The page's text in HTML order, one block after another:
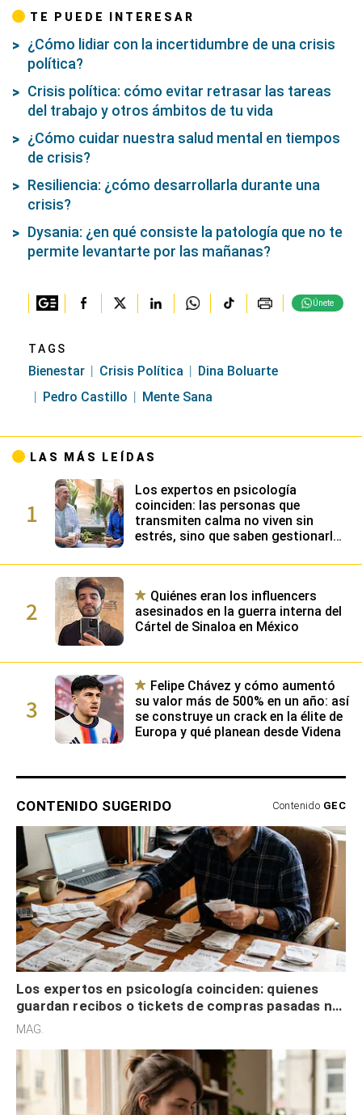
TE PUEDE INTERESAR
¿Cómo lidiar con la incertidumbre de una crisis
política?
Crisis política: cómo evitar retrasar las tareas
del trabajo y otros ámbitos de tu vida
¿Cómo cuidar nuestra salud mental en tiempos
de crisis?
Resiliencia: ¿cómo desarrollarla durante una
crisis?
Dysania: ¿en qué consiste la patología que no te
permite levantarte por las mañanas?
Únete
TAGS
Bienestar Crisis Política
Dina Boluarte
Pedro Castillo
Mente Sana
LAS MÁS LEÍDAS
1
Los expertos en psicología
coinciden: las personas que
transmiten calma no viven sin
estrés, sino que saben gestionarlo
emocional
2
Quiénes eran los influencers
asesinados en la guerra interna del
Cártel de Sinaloa en México
3
Felipe Chávez y cómo aumentó
su valor más de 500% en un año: así
se construye un crack en la élite de
Europa y qué planean desde Videna
CONTENIDO SUGERIDO Contenido GEC
Los expertos en psicología coinciden: quienes
guardan recibos o tickets de compras pasadas no
son acumuladores, sino que tienen necesidad de
MAG.